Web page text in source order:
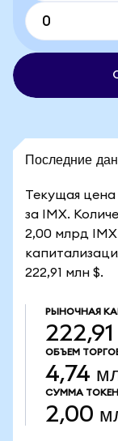
Последние
Текущая цена
за IMX.
2,00 млрд
222,91 млн $.
РЫНОЧНАЯ
ОБЪЕМ
4,74
СУММА
2,00